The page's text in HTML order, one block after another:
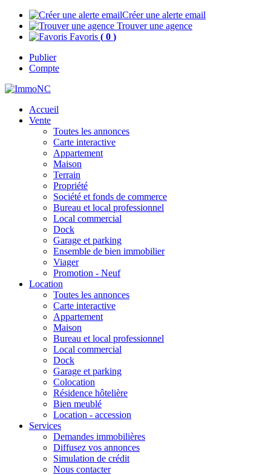
Créer une alerte email
Trouver une agence
Favoris ( 0 )
Publier
Compte
Accueil
Vente
Toutes les annonces
Carte interactive
Appartement
Maison
Terrain
Propriété
Société et fonds de commerce
Bureau et local professionnel
Local commercial
Dock
Garage et parking
Ensemble de bien immobilier
Viager
Promotion - Neuf
Location
Toutes les annonces
Carte interactive
Appartement
Maison
Bureau et local professionnel
Local commercial
Dock
Garage et parking
Colocation
Résidence hôtelière
Bien meublé
Location - accession
Services
Demandes immobilières
Diffusez vos annonces
Simulation de crédit
Nous contacter